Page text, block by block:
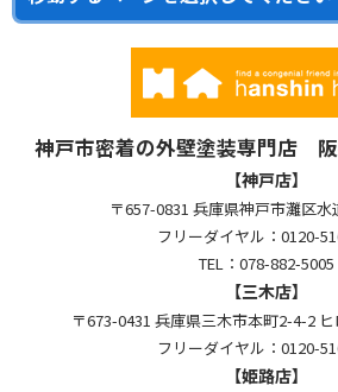
神戸市密着の外壁塗装専門店
【神戸店】
〒657-0831 兵庫県神戸市灘区
フリーダイヤル：0120-
TEL：078-882-5005
【三木店】
〒673-0431 兵庫県三木市本町2-4-2
フリーダイヤル：0120-
【姫路店】